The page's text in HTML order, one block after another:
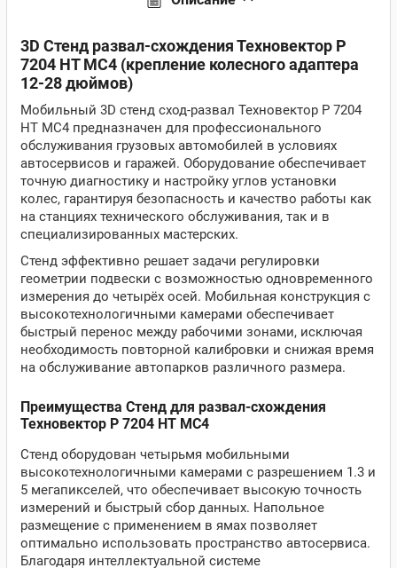
3D Стенд развал-схождения Техновектор P
7204 HT MC4 (крепление колесного адаптера
12-28 дюймов)
Мобильный 3D стенд сход-развал Техновектор P 7204
HT MC4 предназначен для профессионального
обслуживания грузовых автомобилей в условиях
автосервисов и гаражей. Оборудование обеспечивает
точную диагностику и настройку углов установки
колес, гарантируя безопасность и качество работы как
на станциях технического обслуживания, так и в
специализированных мастерских.
Стенд эффективно решает задачи регулировки
геометрии подвески с возможностью одновременного
измерения до четырёх осей. Мобильная конструкция с
высокотехнологичными камерами обеспечивает
быстрый перенос между рабочими зонами, исключая
необходимость повторной калибровки и снижая время
на обслуживание автопарков различного размера.
Преимущества Стенд для развал-схождения
Техновектор P 7204 HT MC4
Стенд оборудован четырьмя мобильными
высокотехнологичными камерами с разрешением 1.3 и
5 мегапикселей, что обеспечивает высокую точность
измерений и быстрый сбор данных. Напольное
размещение с применением в ямах позволяет
оптимально использовать пространство автосервиса.
Благодаря интеллектуальной системе